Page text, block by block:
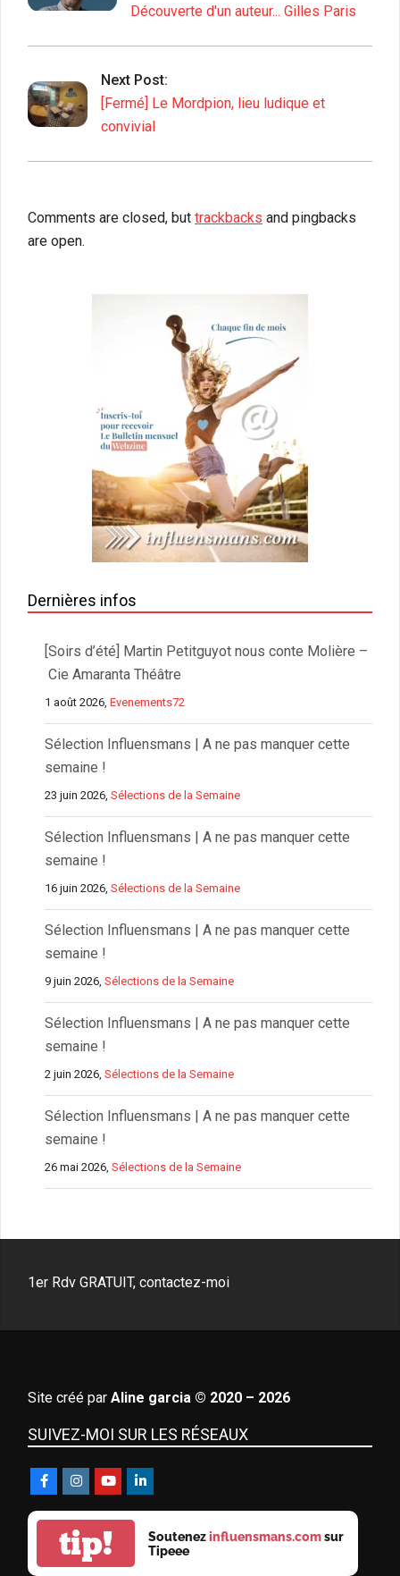
Découverte d'un auteur... Gilles Paris
Next Post:
[Fermé] Le Mordpion, lieu ludique et
convivial
Comments are closed, but trackbacks and pingbacks
are open.
Dernières infos
[Soirs d’été] Martin Petitguyot nous conte Molière –
Cie Amaranta Théâtre
1 août 2026,Evenements72
Sélection Influensmans | A ne pas manquer cette
semaine !
23 juin 2026,Sélections de la Semaine
Sélection Influensmans | A ne pas manquer cette
semaine !
16 juin 2026,Sélections de la Semaine
Sélection Influensmans | A ne pas manquer cette
semaine !
9 juin 2026,Sélections de la Semaine
Sélection Influensmans | A ne pas manquer cette
semaine !
2 juin 2026,Sélections de la Semaine
Sélection Influensmans | A ne pas manquer cette
semaine !
26 mai 2026,Sélections de la Semaine
1er Rdv GRATUIT, contactez-moi
Site créé par Aline garcia © 2020 – 2026
SUIVEZ-MOI SUR LES RÉSEAUX
tip! Soutenezinfluensmans.comsur
Tipeee